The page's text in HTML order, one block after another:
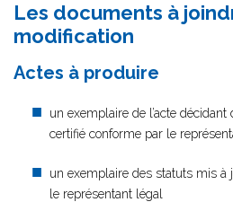
Les documents à
modification
Actes à produire
un exemplaire de l’acte
certifié conforme par le
un exemplaire des statuts mis à
le représentant légal